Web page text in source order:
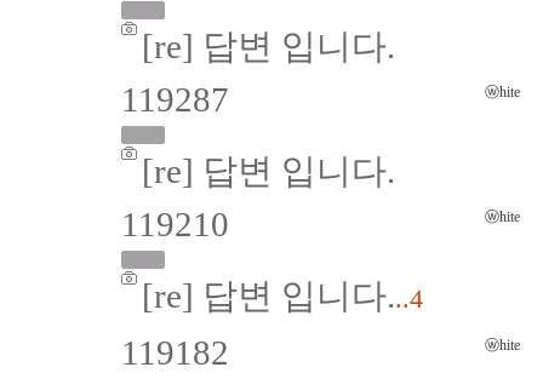
[re] 답변 입니다.
119287
[re] 답변 입니다.
ⓦhite
119210
[re] 답변 입니다...4
ⓦhite
119182
ⓦhite